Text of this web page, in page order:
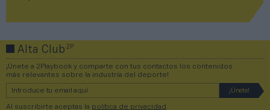
Alta Club2P
¡Únete a 2Playbook y comparte con tus contactos los contenidos
más relevantes sobre la industria del deporte!
Al suscribirte aceptas la política de privacidad